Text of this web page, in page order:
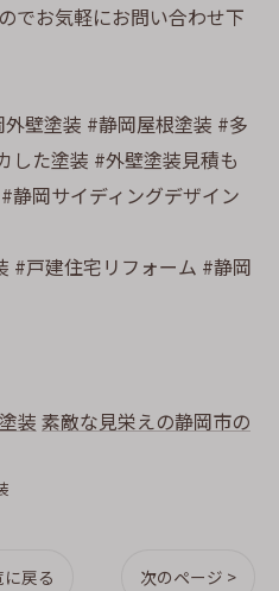
でお気軽にお問い合わせ下
壁塗装 #静岡屋根塗装 #多
した塗装 #外壁塗装見積も
静岡サイディングデザイン
#戸建住宅リフォーム #静岡
装 素敵な見栄えの静岡市の
戻る 次のページ >